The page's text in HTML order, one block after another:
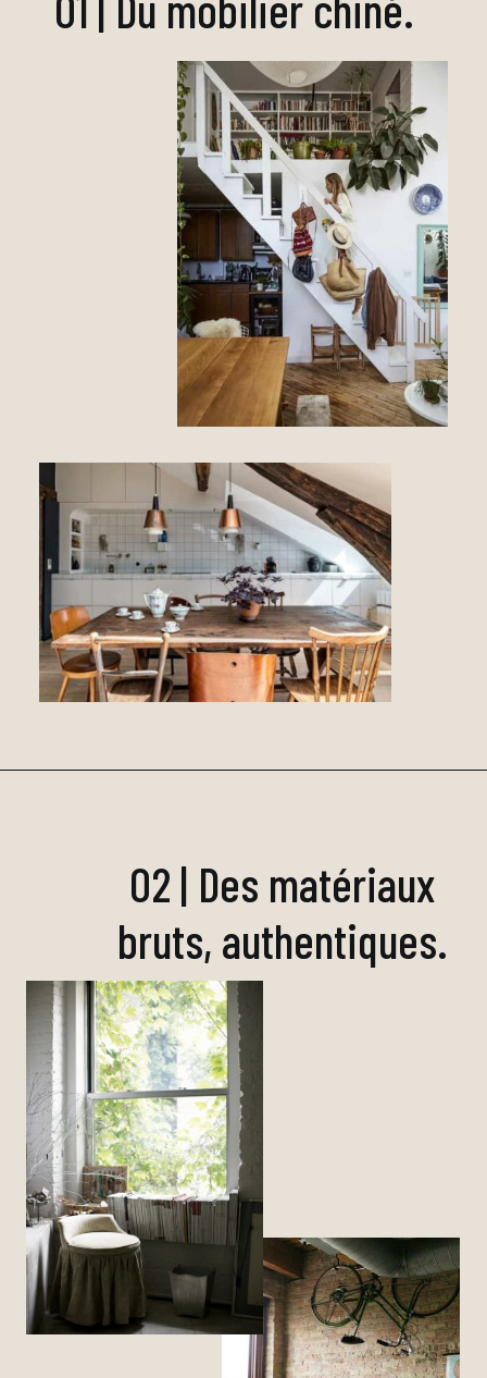
Àvous de me le dire
Dans tous les cas, il est toujours
plus facile d'obtenir un bon style
industriel, dans un lieu atypique
que dans un apparemment
moderne bien propre, et bien
carré.
Àvous de me le dire
Dans tous les cas, il est toujours
plus facile d'obtenir un bon style
industriel, dans un lieu atypique
que dans un apparemment
02 | Des matériaux
bruts, authentiques.